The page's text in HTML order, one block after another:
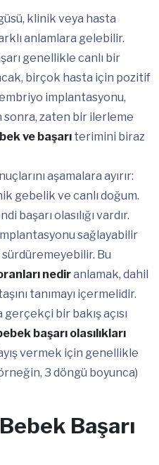
klinik veya hasta
anlamlara gelebilir.
genellikle canlı bir
birçok hasta için pozitif
implantasyonu,
zaten bir ilerleme
ve başarı terimini biraz
aşamalara ayırır:
gebelik ve canlı doğum.
başarı olasılığı vardır.
sağlayabilir
Bu
nediranlamak, dahil
tanımayı içermelidir.
gerçekçi bir bakış açısı
başarı olasılıkları
vermek için genellikle
3 döngü boyunca)
Başarı